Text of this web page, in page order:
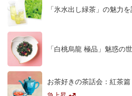
「氷水出し緑茶」の魅力を
「白桃烏龍 極品」魅惑の
お茶好きの茶話会：紅茶篇